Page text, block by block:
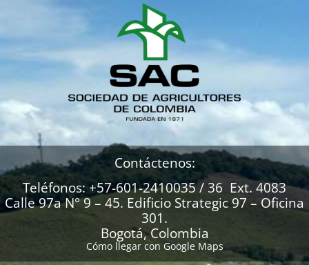
Contáctenos:
Teléfonos: +57-601-2410035 / 36 Ext. 4083
Calle 97a N° 9 – 45. Edificio Strategic 97 – Oficina
301.
Bogotá, Colombia
Cómo llegar con Google Maps